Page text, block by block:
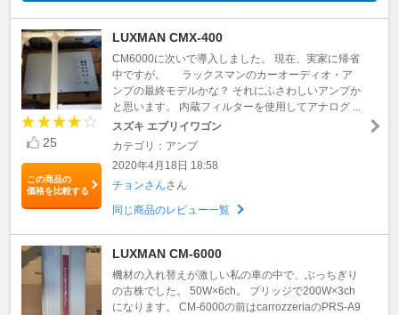
25
この商品の
価格を比較する
LUXMAN CMX-400
CM6000に次いで導入しました。 現在、実家に帰省
中ですが。 ラックスマンのカーオーディオ・ア
ンプの最終モデルかな？ それにふさわしいアンプか
と思います。 内蔵フィルターを使用してアナログ ...
スズキ エブリイワゴン
カテゴリ：アンプ
2020年4月18日 18:58
チョンさんさん
同じ商品のレビュー一覧
LUXMAN CM-6000
機材の入れ替えが激しい私の車の中で、ぶっちぎり
の古株でした。 50W×6ch。 ブリッジで200W×3ch
になります。 CM-6000の前はcarrozzeriaのPRS-A9